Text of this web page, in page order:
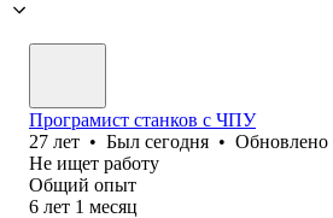
Програмист станков с ЧПУ
27 лет • Был сегодня • Обновлено
Не ищет работу
Общий опыт
6 лет 1 месяц